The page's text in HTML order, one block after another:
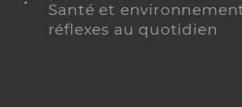
Santé et
réflexes au quotidien